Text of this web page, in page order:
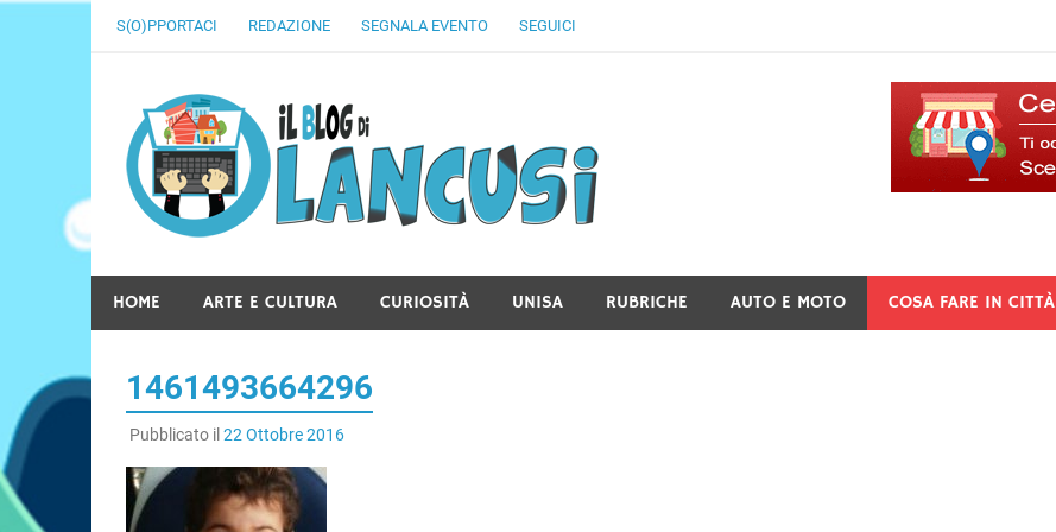
S(O)PPORTACI REDAZIONE SEGNALA EVENTO SEGUICI
Il Blog Di Lancusi
HOME ARTE E CULTURA CURIOSITÀ UNISA RUBRICHE AUTO E MOTO COSA FARE IN CITTÀ
1461493664296
Pubblicato il 22 Ottobre 2016